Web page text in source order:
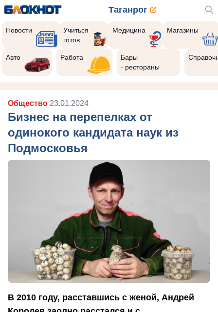
Таганрог
Новости
Учиться
готов
Медицина Магазины
Авто Работа
Бары
- рестораны
Общество 23.01.2024
Бизнес на перепелках от
одинокого кандидата наук из
Подмосковья
В 2010 году, расставшись с женой, Андрей